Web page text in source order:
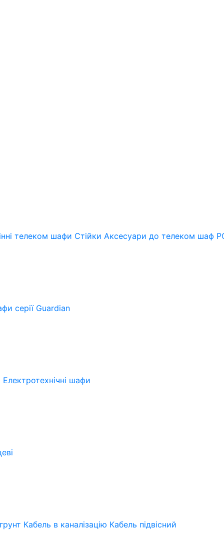
телеком шафи Стійки Аксесуари до телеком шаф
серії Guardian
Електротехнічні шафи
Кабель в каналізацію Кабель підвісний